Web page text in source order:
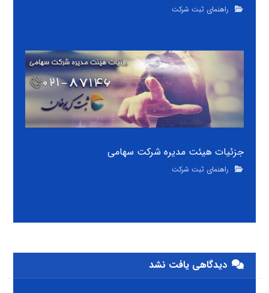
راهنمای ثبت شرکت
جزئیات هیئت مدیره شرکت سهامی
راهنمای ثبت شرکت
دیدگاهی یافت نشد